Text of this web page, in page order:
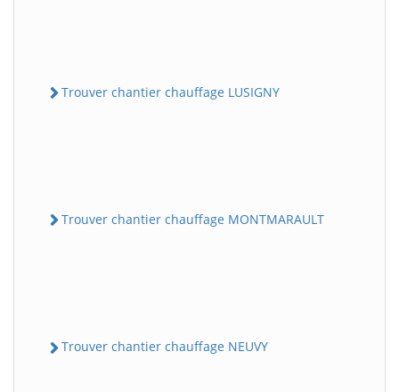
Trouver chantier chauffage LUSIGNY
Trouver chantier chauffage MONTMARAULT
Trouver chantier chauffage NEUVY